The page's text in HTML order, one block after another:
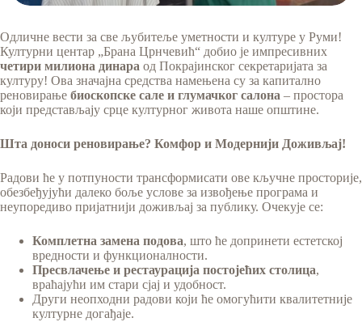
Одличне вести за све љубитеље уметности и културе у Руми!
Културни центар „Брана Црнчевић“ добио је импресивних
четири милиона динара од Покрајинског секретаријата за
културу! Ова значајна средства намењена су за капитално
реновирање биоскопске сале и глумачког салона – простора
који представљају срце културног живота наше општине.
Шта доноси реновирање? Комфор и Модернији Доживљај!
Радови ће у потпуности трансформисати ове кључне просторије,
обезбеђујући далеко боље услове за извођење програма и
неупоредиво пријатнији доживљај за публику. Очекује се:
Комплетна замена подова, што ће допринети естетској
вредности и функционалности.
Пресвлачење и рестаурација постојећих столица,
враћајући им стари сјај и удобност.
Други неопходни радови који ће омогућити квалитетније
културне догађаје.